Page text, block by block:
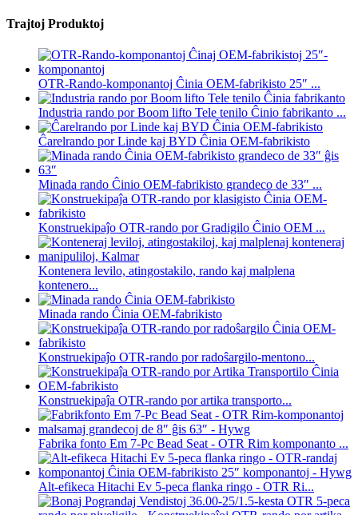
Trajtoj Produktoj
OTR-Rando-komponantoj Ĉinia OEM-fabrikisto 25″ ...
Industria rando por Boom lifto Tele tenilo Ĉinio fabrikanto ...
Ĉarelrando por Linde kaj BYD Ĉinia OEM-fabrikisto
Minada rando Ĉinio OEM-fabrikisto grandeco de 33″ ...
Konstruekipaĵo OTR-rando por Gradigilo Ĉinio OEM ...
Kontenera levilo, atingostakilo, rando kaj malplena
kontenero...
Minada rando Ĉinia OEM-fabrikisto
Konstruekipaĵo OTR-rando por radoŝargilo-mentono...
Konstruekipaĵa OTR-rando por artika transporto...
Fabrika fonto Em 7-Pc Bead Seat - OTR Rim komponanto ...
Alt-efikeca Hitachi Ev 5-peca flanka ringo - OTR Ri...